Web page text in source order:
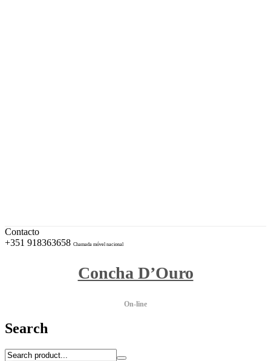
Contacto
+351 918363658 Chamada móvel nacional
Concha D’Ouro
On-line
Search